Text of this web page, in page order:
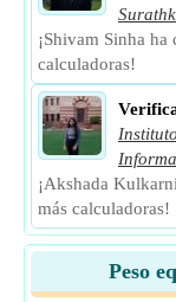
¡Shivam Sinha
calculadoras!
¡Akshada
más calculadoras!
Peso